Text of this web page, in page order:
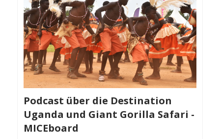
Podcast über die Destination
Uganda und Giant Gorilla Safari -
MICEboard